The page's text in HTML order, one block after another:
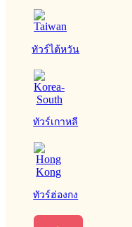
ทัวร์ไต้หวัน
ทัวร์เกาหลี
ทัวร์ฮ่องกง